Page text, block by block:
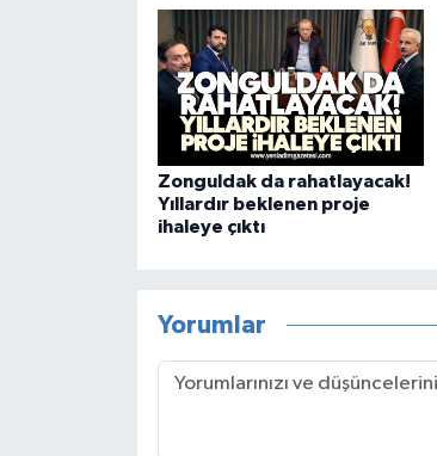
Zonguldak da rahatlayacak!
Yıllardır beklenen proje
ihaleye çıktı
Yorumlar